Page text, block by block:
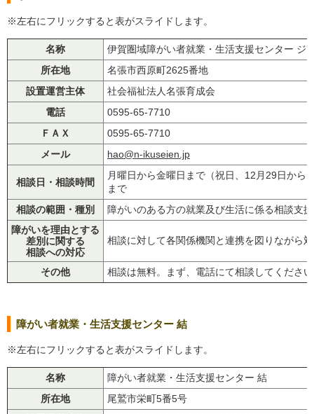
※左右にフリックすると表がスライドします。
名称
伊賀圏域障がい者就業・生活支援センター ジ
所在地
名張市西原町2625番地
設置運営主体
社会福祉法人名張育成会
電話
0595-65-7710
ＦＡＸ
0595-65-7710
メール
hao@n-ikuseien.jp
相談日・相談時間
月曜日から金曜日まで（祝日、12月29日から
まで
相談の範囲・種別
障がいのある方の就業及び生活に係る相談支
障がいを理由とする
差別に関する
相談への対応
相談に対して各関係機関と連携を図りながら
その他 相談は無料。まず、電話にて相談してくださ
障がい者就業・生活支援センター 結
※左右にフリックすると表がスライドします。
名称
障がい者就業・生活支援センター 結
所在地
尾鷲市栄町5番5号